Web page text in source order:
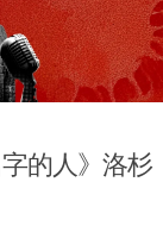
的人》洛杉